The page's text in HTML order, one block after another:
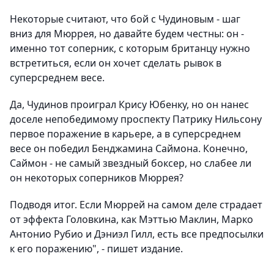
Некоторые считают, что бой с Чудиновым - шаг
вниз для Мюррея, но давайте будем честны: он -
именно тот соперник, с которым британцу нужно
встретиться, если он хочет сделать рывок в
суперсреднем весе.
Да, Чудинов проиграл Крису Юбенку, но он нанес
доселе непобедимому проспекту Патрику Нильсону
первое поражение в карьере, а в суперсреднем
весе он победил Бенджамина Саймона. Конечно,
Саймон - не самый звездный боксер, но слабее ли
он некоторых соперников Мюррея?
Подводя итог. Если Мюррей на самом деле страдает
от эффекта Головкина, как Мэттью Маклин, Марко
Антонио Рубио и Дэниэл Гилл, есть все предпосылки
к его поражению", - пишет издание.